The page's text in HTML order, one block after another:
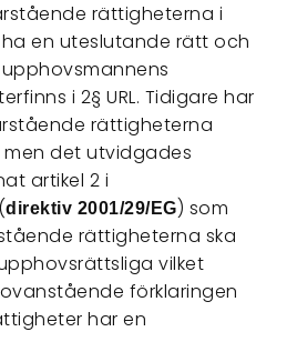
rättigheterna i
ha en uteslutande rätt och
i 2§ URL. Tidigare har
rättigheterna
det utvidgades
artikel 2 i
direktiv 2001/29/EG) som
rättigheterna ska
vilket
förklaringen
har en